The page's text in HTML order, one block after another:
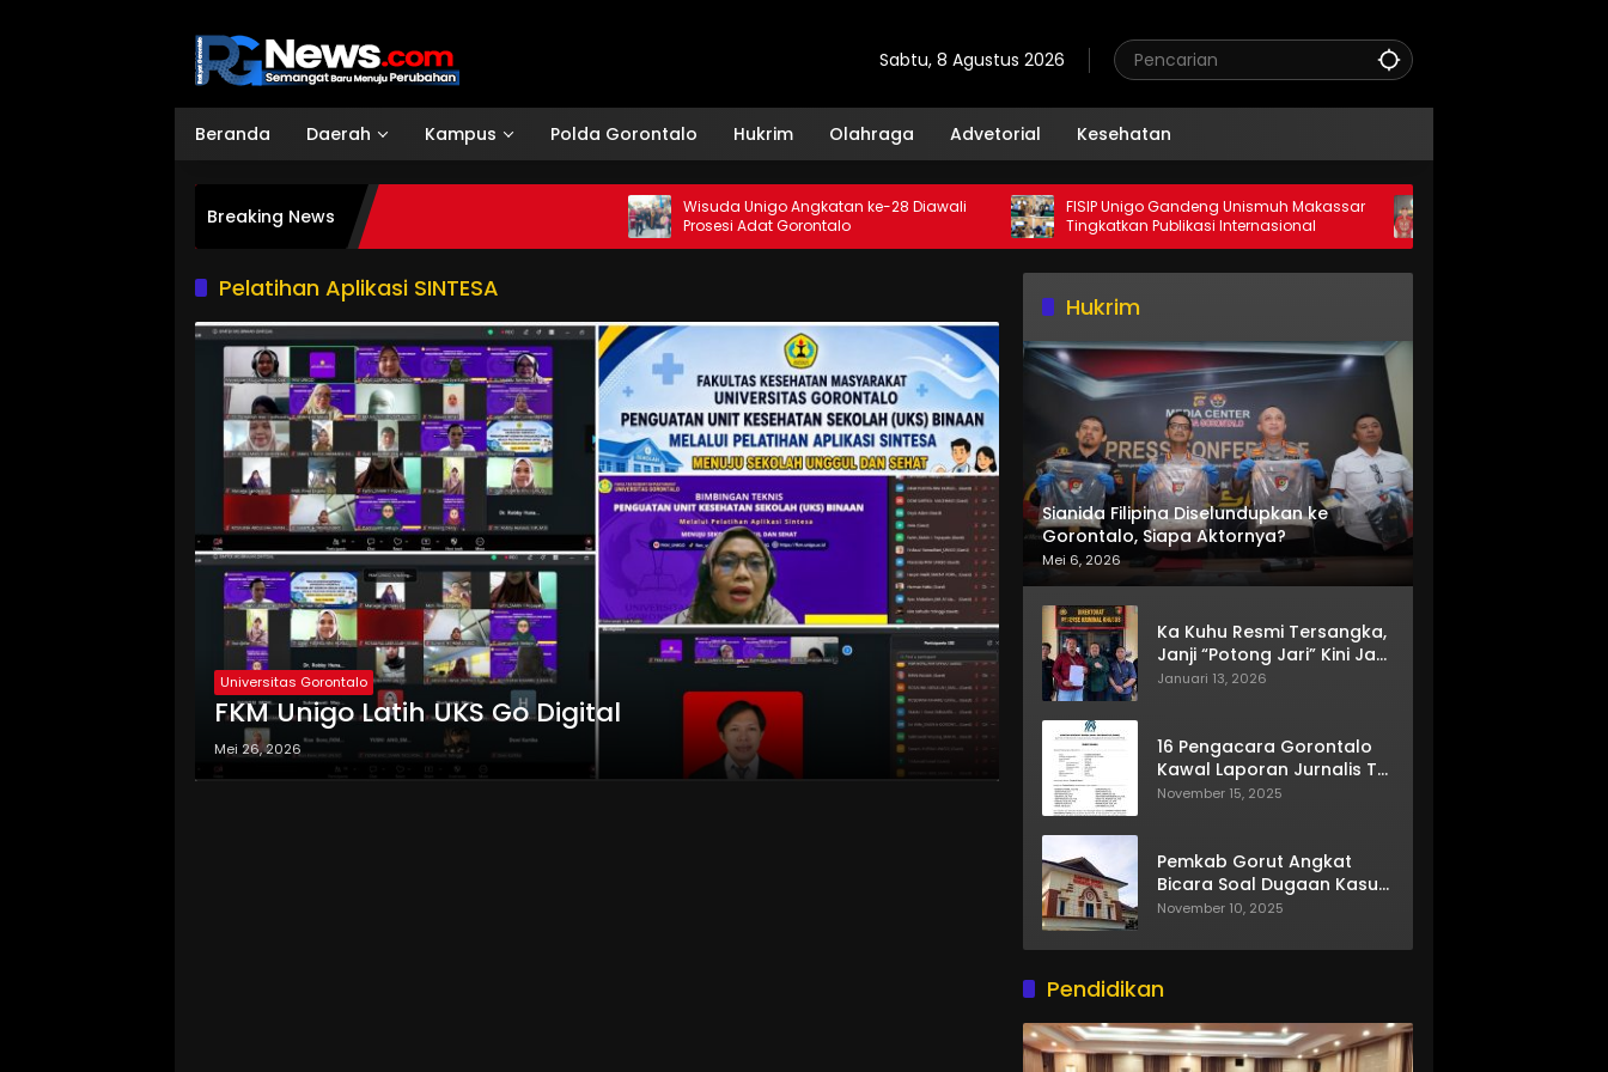
Sabtu, 8 Agustus 2026
Beranda Daerah Kampus Polda Gorontalo Hukrim Olahraga Advetorial Kesehatan
Breaking News
Wisuda Unigo Angkatan ke-28 Diawali
Prosesi Adat Gorontalo
FISIP Unigo Gandeng Unismuh Makassar
Tingkatkan Publikasi Internasional
DPRD Pohuwato Dukung Kerja
Teknik Pertambangan
Pelatihan Aplikasi SINTESA
Universitas Gorontalo
FKM Unigo Latih UKS Go Digital
Mei 26, 2026
Hukrim
Sianida Filipina Diselundupkan ke
Gorontalo, Siapa Aktornya?
Mei 6, 2026
Ka Kuhu Resmi Tersangka,
Janji “Potong Jari” Kini Jadi
Bumerang
Januari 13, 2026
16 Pengacara Gorontalo
Kawal Laporan Jurnalis TV
One
November 15, 2025
Pemkab Gorut Angkat
Bicara Soal Dugaan Kasus
Asusila Oknum ASN
November 10, 2025
Pendidikan